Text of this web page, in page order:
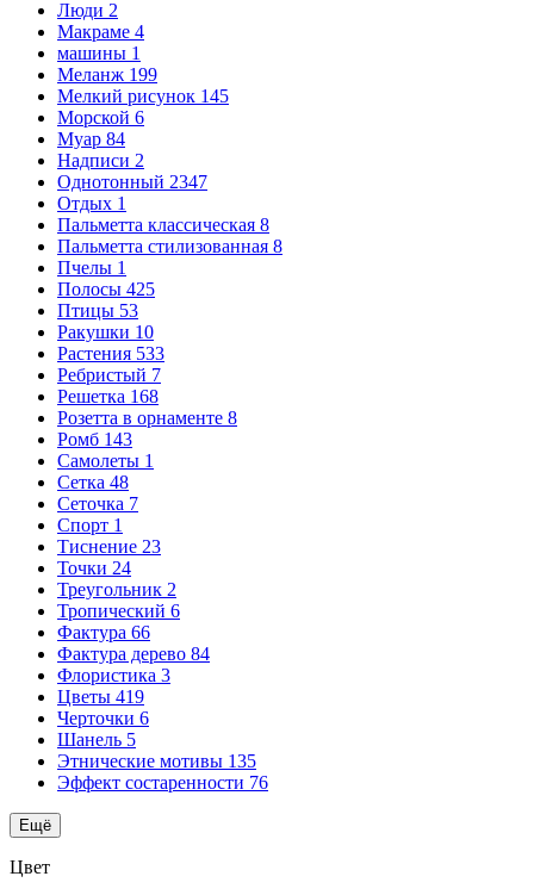
Люди 2
Макраме 4
машины 1
Меланж 199
Мелкий рисунок 145
Морской 6
Муар 84
Надписи 2
Однотонный 2347
Отдых 1
Пальметта классическая 8
Пальметта стилизованная 8
Пчелы 1
Полосы 425
Птицы 53
Ракушки 10
Растения 533
Ребристый 7
Решетка 168
Розетта в орнаменте 8
Ромб 143
Самолеты 1
Сетка 48
Сеточка 7
Спорт 1
Тиснение 23
Точки 24
Треугольник 2
Тропический 6
Фактура 66
Фактура дерево 84
Флористика 3
Цветы 419
Черточки 6
Шанель 5
Этнические мотивы 135
Эффект состаренности 76
Ещё
Цвет